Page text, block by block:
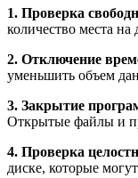
1. Проверка
количество места
2. Отключение
уменьшить объем
3. Закрытие
Открытые файлы и
4. Проверка
диске, которые